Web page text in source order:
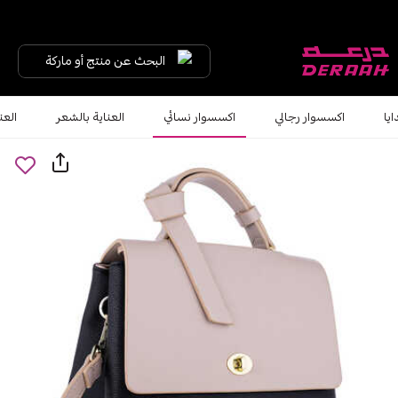
البحث عن منتج أو ماركة
اكسسوار رجالي اكسسوار نسائي العناية بالشعر